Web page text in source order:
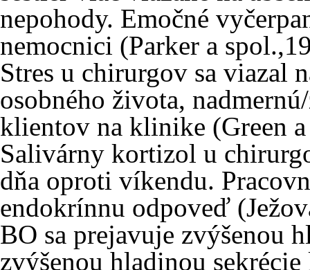
nepohody. Emočné
nemocnici (Parker a
Stres u chirurgov sa viazal
osobného života,
klientov na klinike (Green
Salivárny kortizol u
dňa oproti víkendu.
endokrínnu odpoveď
BO sa prejavuje zvýšenou
zvýšenou hladinou